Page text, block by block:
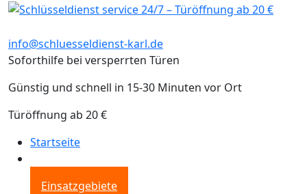
info@schluesseldienst-karl.de
Soforthilfe bei versperrten Türen
Günstig und schnell in 15-30 Minuten vor Ort
Türöffnung ab 20 €
Startseite
Einsatzgebiete